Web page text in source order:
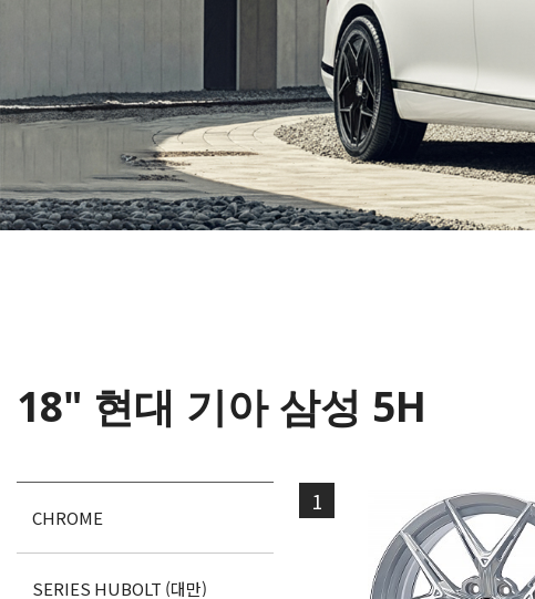
18" 현대 기아 삼성 5H
CHROME
SERIES HUBOLT (대만)
1